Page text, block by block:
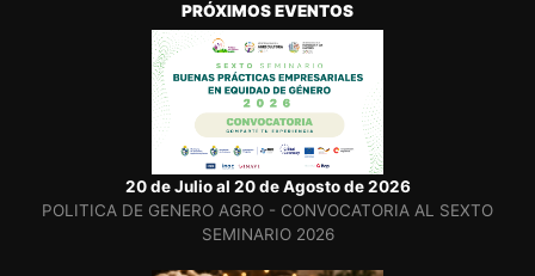
PRÓXIMOS EVENTOS
20 de Julio al 20 de Agosto de 2026
POLITICA DE GENERO AGRO - CONVOCATORIA AL SEXTO
SEMINARIO 2026